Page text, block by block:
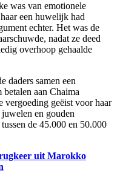
was van emotionele
een huwelijk had
echter. Het was de
nadat ze deed
overhoop gehaalde
daders samen een
aan Chaima
vergoeding geëist voor haar
en gouden
de 45.000 en 50.000
uit Marokko